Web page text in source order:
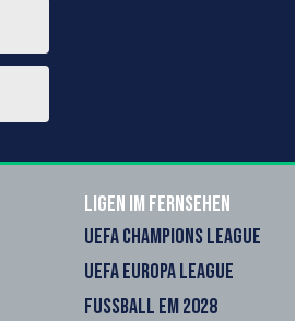
Ligen im Fernsehen
UEFA CHAMPIONS LEAGUE
UEFA EUROPA LEAGUE
FUSSBALL EM 2028